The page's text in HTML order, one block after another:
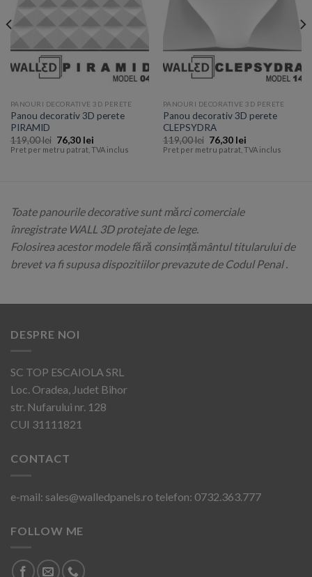
PANOURI DECORATIVE 3D PERETE
Panou decorativ 3D perete
PIRAMID
119,00lei 76,30 lei
Pret per metru patrat, TVA inclus
PANOURI DECORATIVE 3D PERETE
Panou decorativ 3D perete
CLEPSYDRA
119,00lei 76,30 lei
Pret per metru patrat, TVA inclus
Toate panourile decorative sunt mărci comerciale
înregistrate WALL 3D protejate de lege.
Folosirea acestor modele fără consimțământul titularului de
brevet va fi supusa dispozitiilor prevazute de Codul Penal .
DESPRE NOI
SC TOP ESCAIOLA SRL
Loc. Oradea, Judet Bihor
str. Nufarului nr. 128
CUI 31111821
CONTACT
e-mail: sales@walledpanels.ro telefon: 0732.363.777
FOLLOW ME